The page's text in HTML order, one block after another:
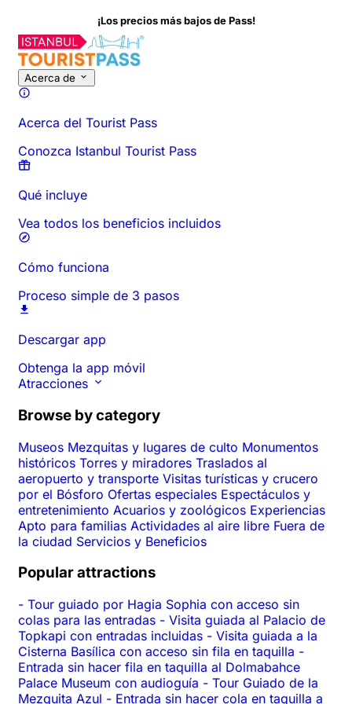
¡Los precios más bajos de Pass!
Acerca de
Acerca del Tourist Pass
Conozca Istanbul Tourist Pass
Qué incluye
Vea todos los beneficios incluidos
Cómo funciona
Proceso simple de 3 pasos
Descargar app
Obtenga la app móvil
Atracciones
Browse by category
Museos Mezquitas y lugares de culto Monumentos
históricos Torres y miradores Traslados al
aeropuerto y transporte Visitas turísticas y crucero
por el Bósforo Ofertas especiales Espectáculos y
entretenimiento Acuarios y zoológicos Experiencias
Apto para familias Actividades al aire libre Fuera de
la ciudad Servicios y Beneficios
Popular attractions
- Tour guiado por Hagia Sophia con acceso sin
colas para las entradas - Visita guiada al Palacio de
Topkapi con entradas incluidas - Visita guiada a la
Cisterna Basílica con acceso sin fila en taquilla -
Entrada sin hacer fila en taquilla al Dolmabahce
Palace Museum con audioguía - Tour Guiado de la
Mezquita Azul - Entrada sin hacer cola en taquilla a